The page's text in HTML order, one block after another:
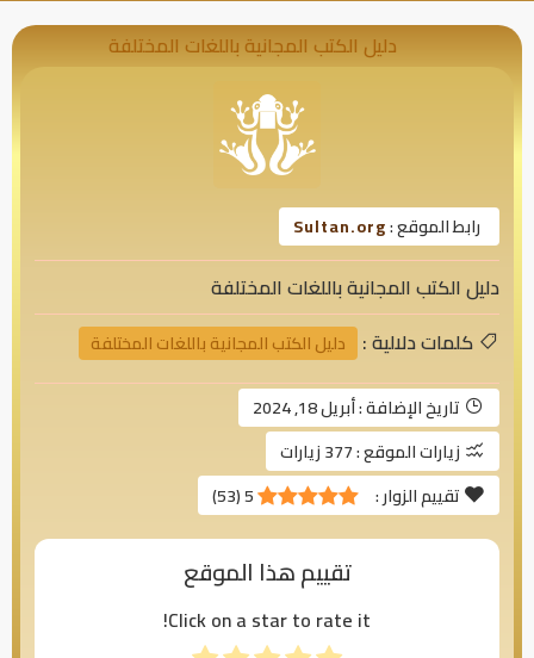
دليل الكتب المجانية باللغات المختلفة
رابط الموقع :Sultan.org
دليل الكتب المجانية باللغات المختلفة
كلمات دلالية :
دليل الكتب المجانية باللغات المختلفة
تاريخ الإضافة :أبريل 18, 2024
زيارات الموقع :377 زيارات
تقييم الزوار :
5
(
53
)
تقييم هذا الموقع
Click on a star to rate it!